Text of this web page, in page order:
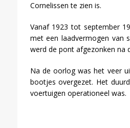
Cornelissen te zien is.
Vanaf 1923 tot september
met een laadvermogen van
werd de pont afgezonken na
Na de oorlog was het veer
bootjes overgezet. Het
voertuigen operationeel was.